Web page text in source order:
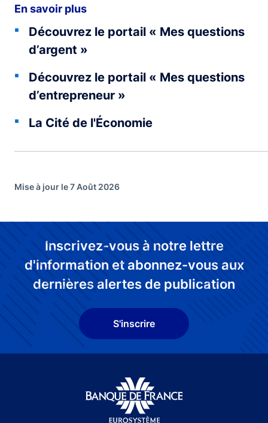
En savoir plus
Découvrez le portail « Mes questions
d’argent »
Découvrez le portail « Mes questions
d’entrepreneur »
La Cité de l'Économie
Mise à jour le 7 Août 2026
Inscrivez-vous à notre lettre
d'information et abonnez-vous aux
dernières alertes de publication
S'inscrire